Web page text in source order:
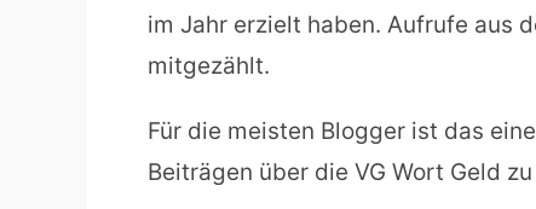
im Jahr erzielt haben. Aufrufe aus
mitgezählt.
Für die meisten Blogger ist das
Beiträgen über die VG Wort Geld